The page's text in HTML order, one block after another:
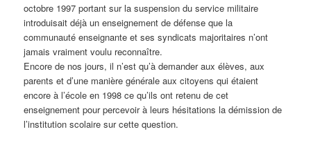
octobre 1997 portant sur la suspension du service militaire
introduisait déjà un enseignement de défense que la
communauté enseignante et ses syndicats majoritaires n’ont
jamais vraiment voulu reconnaître.
Encore de nos jours, il n’est qu’à demander aux élèves, aux
parents et d’une manière générale aux citoyens qui étaient
encore à l’école en 1998 ce qu’ils ont retenu de cet
enseignement pour percevoir à leurs hésitations la démission de
l’institution scolaire sur cette question.